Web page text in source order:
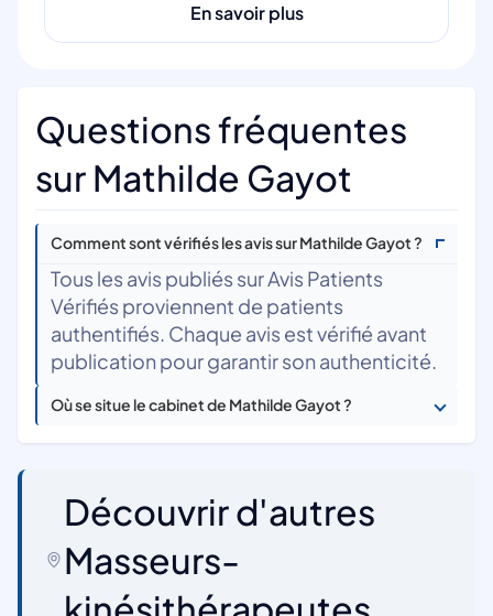
En savoir plus
Questions fréquentes
sur Mathilde Gayot
Comment sont vérifiés les avis sur Mathilde Gayot ?
Tous les avis publiés sur Avis Patients
Vérifiés proviennent de patients
authentifiés. Chaque avis est vérifié avant
publication pour garantir son authenticité.
Où se situe le cabinet de Mathilde Gayot ?
Découvrir d'autres
Masseurs-